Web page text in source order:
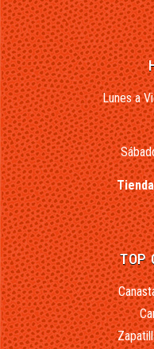
Lunes a
TOP